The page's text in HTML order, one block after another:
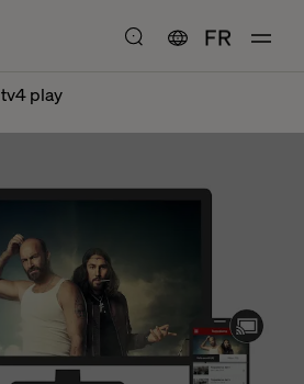
FR
tv4 play